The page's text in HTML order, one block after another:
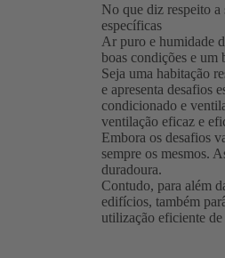
No que diz respeito a
específicas
Ar puro e humidade
boas condições e um
Seja uma habitação
e apresenta desafios
condicionado e
ventilação eficaz e
Embora os desafios
sempre os mesmos.
duradoura.
Contudo, para além
edifícios, também
utilização eficiente